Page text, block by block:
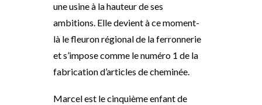
une usine à la hauteur de ses
ambitions. Elle devient à ce moment-
là le fleuron régional de la ferronnerie
et s’impose comme le numéro 1 de la
fabrication d’articles de cheminée.
Marcel est le cinquième enfant de